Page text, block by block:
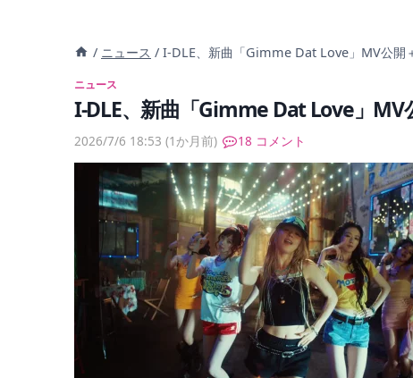
/ ニュース / I-DLE、新曲「Gimme Dat Love」MV公開
ニュース
I-DLE、新曲「Gimme Dat Love」
2026/7/6 18:53 (1か月前) 18 コメント